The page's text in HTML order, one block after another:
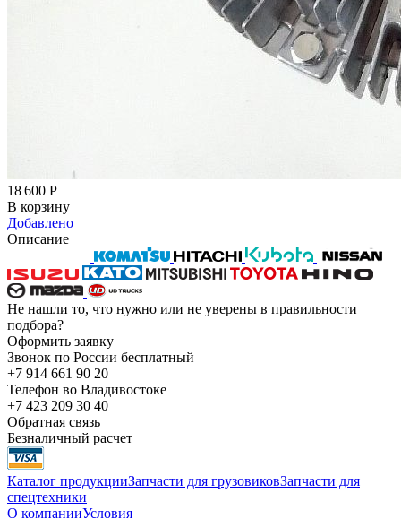
18 600 Р
В корзину
Добавлено
Описание
Не нашли то, что нужно или не уверены в правильности
подбора?
Оформить заявку
Звонок по России бесплатный
+7 914 661 90 20
Телефон во Владивостоке
+7 423 209 30 40
Обратная связь
Безналичный расчет
Каталог продукцииЗапчасти для грузовиковЗапчасти для
спецтехники
О компанииУсловия